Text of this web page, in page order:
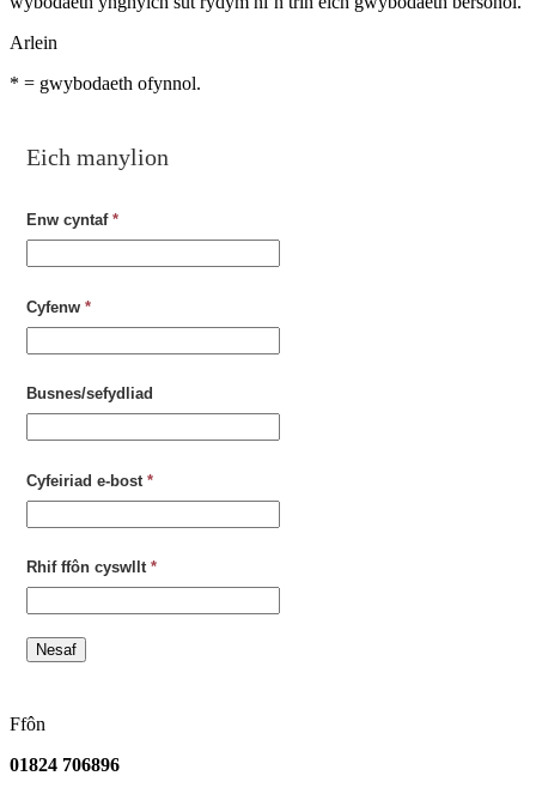
Arlein
* = gwybodaeth ofynnol.
Eich manylion
Enw cyntaf *
Cyfenw *
Busnes/sefydliad
Cyfeiriad e-bost *
Rhif ffôn cyswllt *
Nesaf
Ffôn
01824 706896